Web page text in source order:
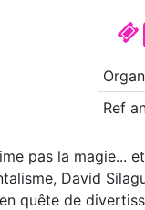
Ref
pas la magie...
David
quête de